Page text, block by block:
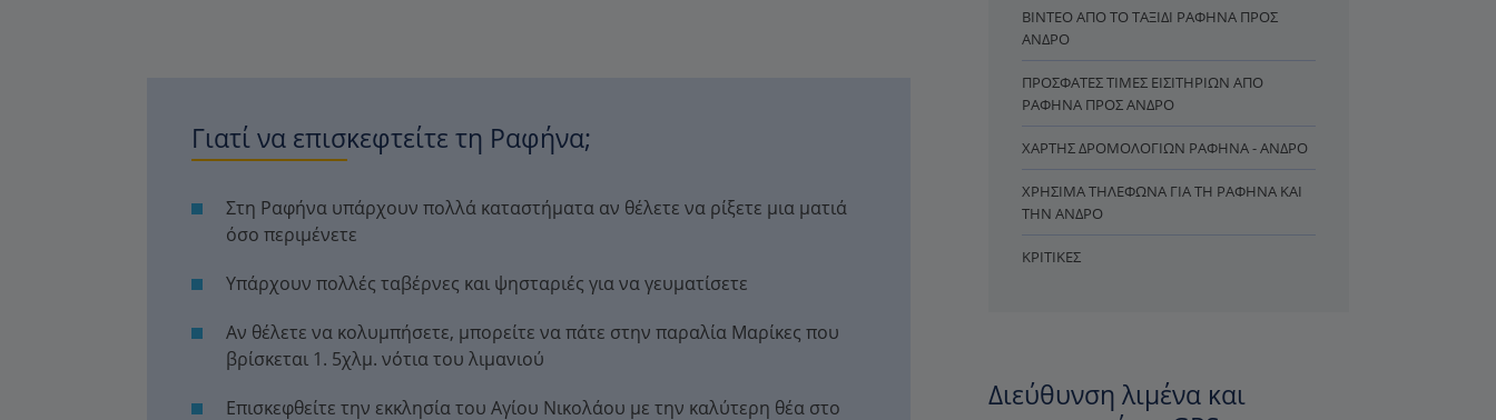
Γιατί να επισκεφτείτε τη Ραφήνα;
Στη Ραφήνα υπάρχουν πολλά καταστήματα αν θέλετε να ρίξετε μια ματιά
όσο περιμένετε
Υπάρχουν πολλές ταβέρνες και ψησταριές για να γευματίσετε
Αν θέλετε να κολυμπήσετε, μπορείτε να πάτε στην παραλία Μαρίκες που
βρίσκεται 1. 5χλμ. νότια του λιμανιού
Επισκεφθείτε την εκκλησία του Αγίου Νικολάου με την καλύτερη θέα στο
ΒΊΝΤΕΟ ΑΠΌ ΤΟ ΤΑΞΊΔΙ ΡΑΦΉΝΑ ΠΡΟΣ
ΆΝΔΡΟ
ΠΡΌΣΦΑΤΕΣ ΤΙΜΈΣ ΕΙΣΙΤΗΡΊΩΝ ΑΠΌ
ΡΑΦΉΝΑ ΠΡΟΣ ΆΝΔΡΟ
ΧΆΡΤΗΣ ΔΡΟΜΟΛΟΓΊΩΝ ΡΑΦΉΝΑ - ΆΝΔΡΟ
ΧΡΉΣΙΜΑ ΤΗΛΈΦΩΝΑ ΓΙΑ ΤΗ ΡΑΦΉΝΑ ΚΑΙ
ΤΗΝ ΆΝΔΡΟ
ΚΡΙΤΙΚΈΣ
Διεύθυνση λιμένα και